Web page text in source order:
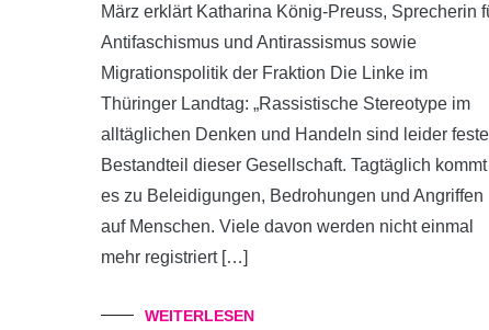
März erklärt Katharina König-Preuss, Sprecherin
Antifaschismus und Antirassismus sowie
Migrationspolitik der Fraktion Die Linke im
Thüringer Landtag: „Rassistische Stereotype im
alltäglichen Denken und Handeln sind leider
Bestandteil dieser Gesellschaft. Tagtäglich kommt
es zu Beleidigungen, Bedrohungen und Angriffen
auf Menschen. Viele davon werden nicht einmal
mehr registriert […]
WEITERLESEN